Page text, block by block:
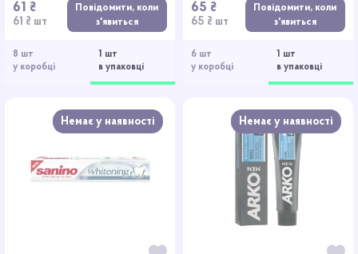
8 шт
у коробці
1 шт
в упаковці
61 ₴
61 ₴ шт
Повідомити, коли
з'явиться
6 шт
у коробці
1 шт
в упаковці
65 ₴
65 ₴ шт
Повідомити, коли
з'явиться
Немає у наявності Немає у наявності